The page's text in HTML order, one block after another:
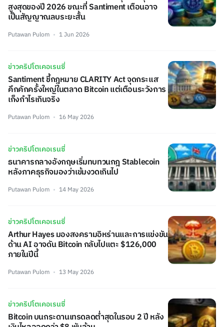
สูงสุดของปี 2026 ขณะที่ Santiment เตือนอาจ
เป็นสัญญาณลบระยะสั้น
Putawan Pulom 1 Jun 2026
ข่าวคริปโตเคอเรนซี่
Santiment ชี้กฎหมาย CLARITY Act จุดกระแส
คึกคักครั้งใหญ่ในตลาด Bitcoin แต่เตือนระวังการ
เก็งกำไรเกินจริง
Putawan Pulom 16 May 2026
ข่าวคริปโตเคอเรนซี่
ธนาคารกลางอังกฤษเริ่มทบทวนกฎ Stablecoin
หลังภาคธุรกิจมองว่าเข้มงวดเกินไป
Putawan Pulom 14 May 2026
ข่าวคริปโตเคอเรนซี่
Arthur Hayes มองสงครามอิหร่านและการแข่งขัน
ด้าน AI อาจดัน Bitcoin กลับไปแตะ $126,000
ภายในปีนี้
Putawan Pulom 13 May 2026
ข่าวคริปโตเคอเรนซี่
Bitcoin บนกระดานเทรดลดต่ำสุดในรอบ 2 ปี หลัง